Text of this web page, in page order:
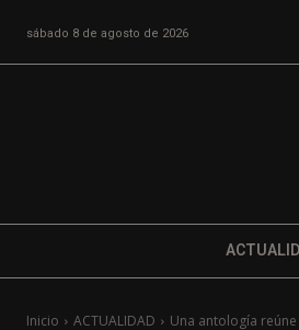
sábado 8 de agosto de 2026
Inicio ACTUALIDAD Una antología